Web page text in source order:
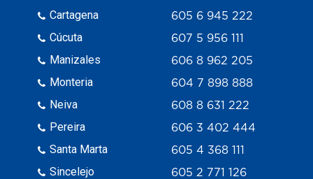
Cartagena
Cúcuta
Manizales
Monteria
Neiva
Pereira
Santa Marta
Sincelejo
605 6 945 222
607 5 956 111
606 8 962 205
604 7 898 888
608 8 631 222
606 3 402 444
605 4 368 111
605 2 771 126